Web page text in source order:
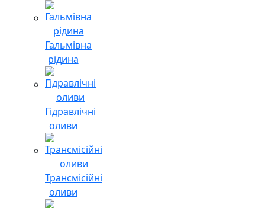
Гальмівна
рідина
Гідравлічні
оливи
Трансмісійні
оливи